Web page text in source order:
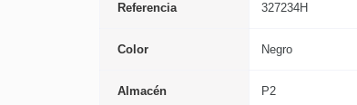
Referencia 327234H
Color Negro
Almacén P2